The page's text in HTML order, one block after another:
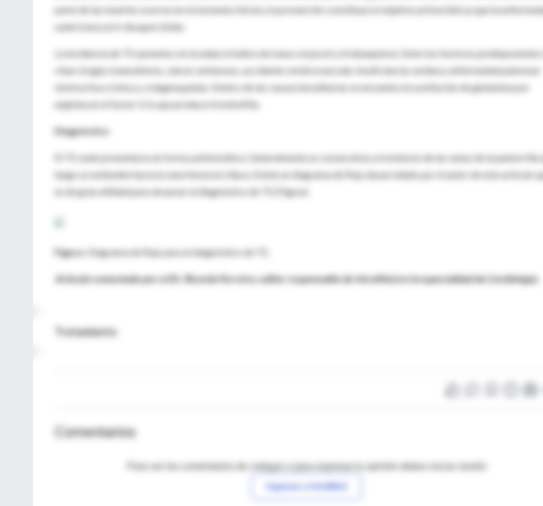
parte de las muertes ocurren en el momento inicial y la prevención constituye el objetivo primordial ya que la
suele transcurrir desapercibida.
La incidencia de TE aumenta con la edad, el índice de masa corporal y el tabaquismo. Entre los factores predisponentes
citan cirugía, traumatismo, cáncer, embarazo, accidente cerebrovascular, insuficiencia cardíaca, enfermedad pulmonar
obstructiva crónica y colagenopatías. Dentro de las causas hereditarias se encuentra la sustitución de glutamina por
arginina en el factor V, lo que produce trombofilia.
Diagnóstico
El TE suele presentarse en forma asintomática. Generalmente es consecutiva a trombosis de las venas de la pantorrilla
luego se extienden hacia la vena femoral e iliaca. Existe un diagrama de flujo desarrollado por el autor de este artículo
es de gran utilidad para alcanzar el diagnóstico de TE (Figura)
Figura. Diagrama de flujo para el diagnóstico de TE.
Artículo comentado por el Dr. Ricardo Ferreira, editor responsable de IntraMed en la especialidad de Cardiología.
Tratamiento
Comentarios
Para ver los comentarios de colegas o para expresar tu opinión debes iniciar sesión
Ingresar a IntraMed